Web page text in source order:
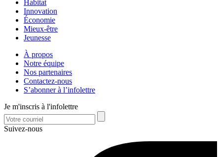
Habitat
Innovation
Économie
Mieux-être
Jeunesse
À propos
Notre équipe
Nos partenaires
Contactez-nous
S’abonner à l’infolettre
Je m'inscris à l'infolettre
Suivez-nous